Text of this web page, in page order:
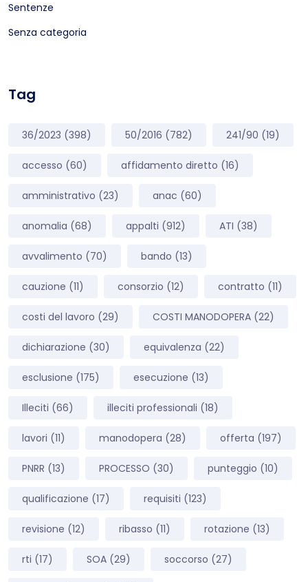
Sentenze
Senza categoria
Tag
36/2023 (398) 50/2016 (782) 241/90 (19)
accesso (60) affidamento diretto (16)
amministrativo (23) anac (60)
anomalia (68) appalti (912) ATI (38)
avvalimento (70) bando (13)
cauzione (11) consorzio (12) contratto (11)
costi del lavoro (29) COSTI MANODOPERA (22)
dichiarazione (30) equivalenza (22)
esclusione (175) esecuzione (13)
Illeciti (66) illeciti professionali (18)
lavori (11) manodopera (28) offerta (197)
PNRR (13) PROCESSO (30) punteggio (10)
qualificazione (17) requisiti (123)
revisione (12) ribasso (11) rotazione (13)
rti (17) SOA (29) soccorso (27)